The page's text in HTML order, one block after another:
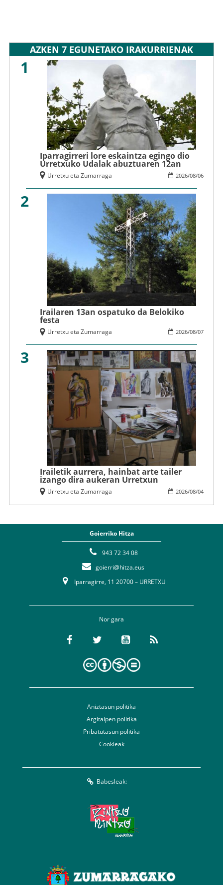
AZKEN 7 EGUNETAKO IRAKURRIENAK
1
Iparragirreri lore eskaintza egingo dio
Urretxuko Udalak abuztuaren 12an
2026/08/06
Urretxu eta Zumarraga
2
Irailaren 13an ospatuko da Belokiko
festa
2026/08/07
Urretxu eta Zumarraga
3
Irailetik aurrera, hainbat arte tailer
izango dira aukeran Urretxun
2026/08/04
Urretxu eta Zumarraga
Goierriko Hitza
943 72 34 08
goierri@hitza.eus
Iparragirre, 11 20700 – URRETXU
Nor gara
Aniztasun politika
Argitalpen politika
Pribatutasun politika
Cookieak
Babesleak: